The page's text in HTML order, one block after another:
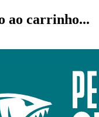
ao carrinho...